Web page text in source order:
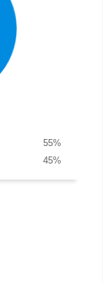
%
55
%
45